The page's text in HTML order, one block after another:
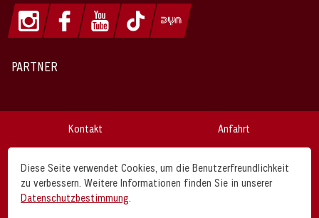
PARTNER
Kontakt Anfahrt
AGB Disclaimer
Diese Seite verwendet Cookies, um die Benutzerfreundlichkeit
zu verbessern. Weitere Informationen finden Sie in unserer
Datenschutzbestimmung.